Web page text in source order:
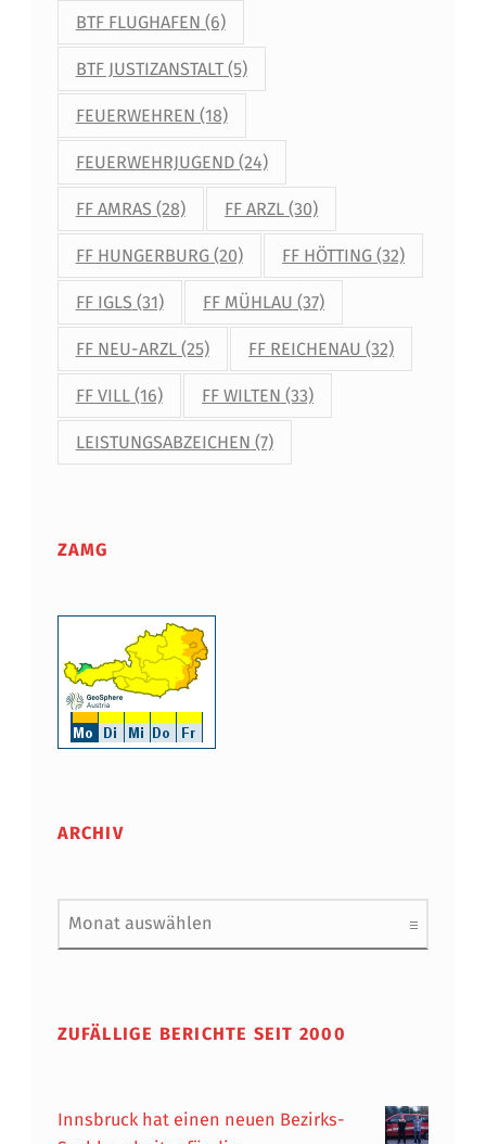
BTF FLUGHAFEN (6)
BTF JUSTIZANSTALT(5)
FEUERWEHREN (18)
FEUERWEHRJUGEND(24)
FF AMRAS (28) FF ARZL (30)
FF HUNGERBURG(20) FF HÖTTING (32)
FF IGLS (31) FF MÜHLAU (37)
FF NEU-ARZL(25) FF REICHENAU (32)
FF VILL(16) FF WILTEN (33)
LEISTUNGSABZEICHEN (7)
ZAMG
ARCHIV
Archiv
ZUFÄLLIGE BERICHTE SEIT 2000
Innsbruck hat einen neuen Bezirks-